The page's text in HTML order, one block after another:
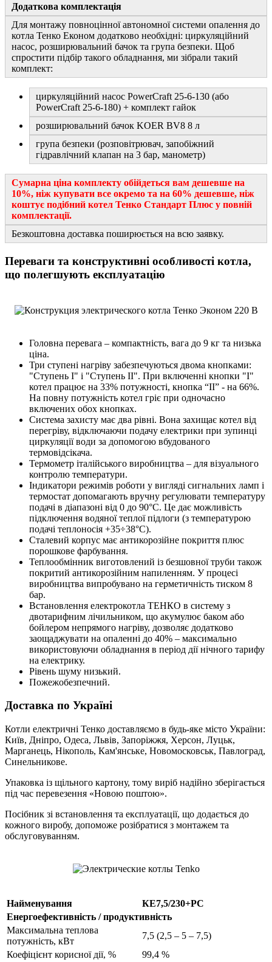
Додаткова комплектація
Для монтажу повноцінної автономної системи опалення до
котла Тенко Економ додатково необхідні: циркуляційний
насос, розширювальний бачок та група безпеки. Щоб
спростити підбір такого обладнання, ми зібрали такий
комплект:
циркуляційний насос PowerCraft 25-6-130 (або
PowerCraft 25-6-180) + комплект гайок
розширювальний бачок KOER BV8 8 л
група безпеки (розповітрювач, запобіжний
гідравлічний клапан на 3 бар, манометр)
Сумарна ціна комплекту обійдеться вам дешевше на
10%, ніж купувати все окремо та на 60% дешевше, ніж
коштує подібний котел Тенко Стандарт Плюс у повній
комплектації.
Безкоштовна доставка поширюється на всю заявку.
Переваги та конструктивні особливості котла,
що полегшують експлуатацію
Головна перевага – компактність, вага до 9 кг та низька
ціна.
Три ступені нагріву забезпечуються двома кнопками:
"Ступень І" і "Ступень ІІ". При включенні кнопки "I"
котел працює на 33% потужності, кнопка “II” - на 66%.
На повну потужність котел гріє при одночасно
включених обох кнопках.
Система захисту має два рівні. Вона захищає котел від
перегріву, відключаючи подачу електрики при зупинці
циркуляції води за допомогою вбудованого
термовідсікача.
Термометр італійського виробництва – для візуального
контролю температури.
Індикатори режимів роботи у вигляді сигнальних ламп і
термостат допомагають вручну регулювати температуру
подачі в діапазоні від 0 до 90°С. Це дає можливість
підключення водяної теплої підлоги (з температурою
подачі теплоносія +35÷38°C).
Сталевий корпус має антикорозійне покриття плюс
порошкове фарбування.
Теплообмінник виготовлений із безшовної труби також
покритий антикорозійним напиленням. У процесі
виробництва випробувано на герметичність тиском 8
бар.
Встановлення електрокотла ТЕНКО в систему з
двотарифним лічильником, що акумулює баком або
бойлером непрямого нагріву, дозволяє додатково
заощаджувати на опаленні до 40% – максимально
використовуючи обладнання в період дії нічного тарифу
на електрику.
Рівень шуму низький.
Пожежобезпечний.
Доставка по Україні
Котли електричні Тенко доставляємо в будь-яке місто України:
Київ, Дніпро, Одеса, Львів, Запоріжжя, Херсон, Луцьк,
Марганець, Нікополь, Кам'янське, Новомосковськ, Павлоград,
Синельникове.
Упаковка із щільного картону, тому виріб надійно зберігається
під час перевезення «Новою поштою».
Посібник зі встановлення та експлуатації, що додається до
кожного виробу, допоможе розібратися з монтажем та
обслуговуванням.
Найменування
КЕ7,5/230+PC
Енергоефективність / продуктивність
Максимальна теплова
потужність, кВт
7,5 (2,5 – 5 – 7,5)
Коефіцієнт корисної дії, %
99,4 %